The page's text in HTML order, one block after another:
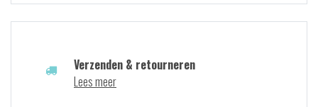
Verzenden & retourneren
Lees meer